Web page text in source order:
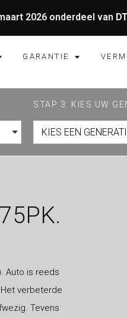
2026 onderdeel van
GARANTIE
STAP 3: KIES UW
KIES EEN
Auto is reeds
verbeterde
Tevens